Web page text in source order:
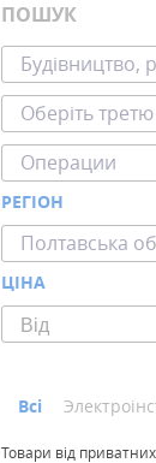
ПОШУК
Будівництво,
Оберіть
Операции
РЕГІОН
Полтавська
ЦІНА
Всі
Товари від приватних